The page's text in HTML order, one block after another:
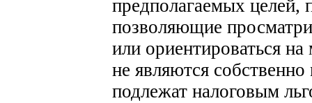
предполагаемых целей,
позволяющие
или ориентироваться
не являются
подлежат налоговым